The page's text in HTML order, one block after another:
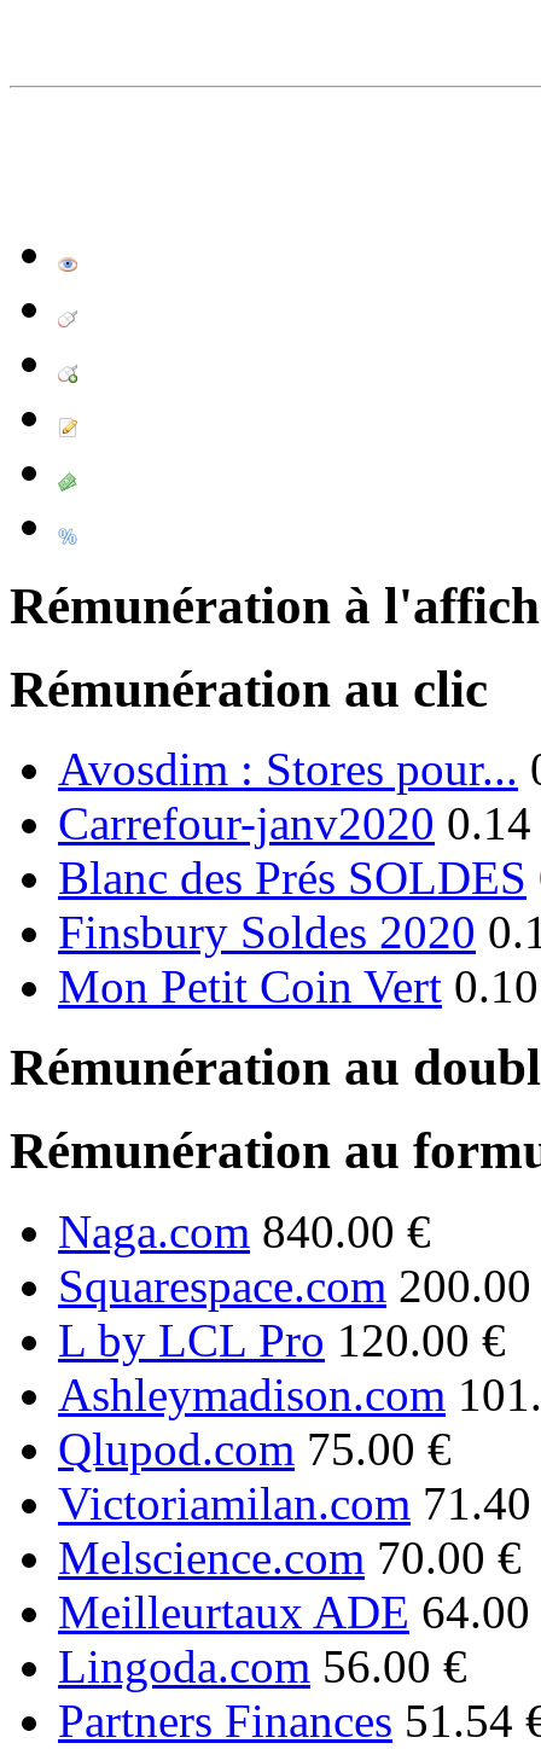
Rémunération à
Rémunération au clic
Avosdim : Stores pour...
Carrefour-janv2020
Blanc des Prés SOLDES
Finsbury Soldes 2020
Mon Petit Coin Vert
Rémunération au
Rémunération au
Naga.com 840.00 €
Squarespace.com
L by LCL Pro 120.00 €
Ashleymadison.com
Qlupod.com 75.00 €
Victoriamilan.com
Melscience.com 70.00 €
Meilleurtaux ADE 64.00
Lingoda.com 56.00 €
Partners Finances 51.54